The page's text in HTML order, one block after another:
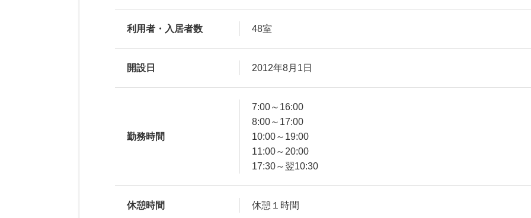
利用者・入居者数 48室
開設日 2012年8月1日
勤務時間
7:00～16:00
8:00～17:00
10:00～19:00
11:00～20:00
17:30～翌10:30
休憩時間 休憩１時間